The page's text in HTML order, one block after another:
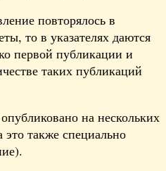
повторялось в
то в указателях даются
первой публикации и
таких публикаций
на нескольких
также специально